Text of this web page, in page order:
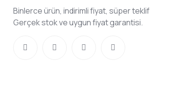
Binlerce ürün, indirimli fiyat, süper teklif
Gerçek stok ve uygun fiyat garantisi.